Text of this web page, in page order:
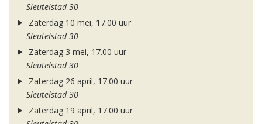
Sleutelstad 30
Zaterdag 10 mei, 17.00 uur
Sleutelstad 30
Zaterdag 3 mei, 17.00 uur
Sleutelstad 30
Zaterdag 26 april, 17.00 uur
Sleutelstad 30
Zaterdag 19 april, 17.00 uur